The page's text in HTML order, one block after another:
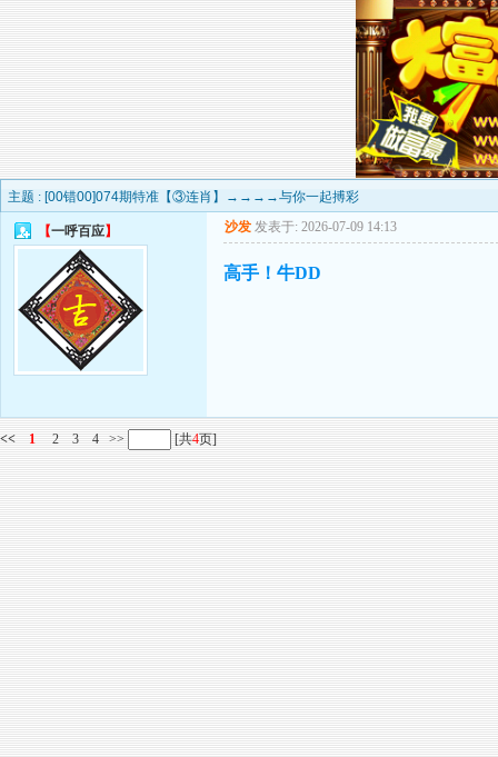
主题 : [00错00]074期特准【③连肖】→→→→与你一起搏彩
【一呼百应】 沙发 发表于: 2026-07-09 14:13
高手！牛DD
<< 1 2 3 4 >> [共4页]